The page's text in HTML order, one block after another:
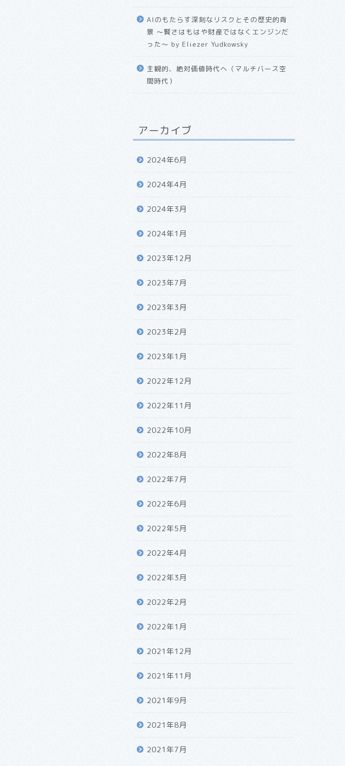
AIのもたらす深刻なリスクとその歴史的背
景 〜賢さはもはや財産ではなくエンジンだ
った〜 by Eliezer Yudkowsky
主観的、絶対価値時代へ（マルチバース空
間時代）
アーカイブ
2024年6月
2024年4月
2024年3月
2024年1月
2023年12月
2023年7月
2023年3月
2023年2月
2023年1月
2022年12月
2022年11月
2022年10月
2022年8月
2022年7月
2022年6月
2022年5月
2022年4月
2022年3月
2022年2月
2022年1月
2021年12月
2021年11月
2021年9月
2021年8月
2021年7月